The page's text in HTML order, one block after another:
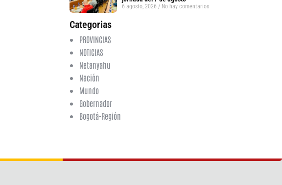
6 agosto, 2026 No hay comentarios
Categorias
PROVINCIAS
NOTICIAS
Netanyahu
Nación
Mundo
Gobernador
Bogotá-Región